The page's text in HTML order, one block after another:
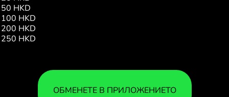
50 HKD
100 HKD
200 HKD
250 HKD
ОБМЕНЕТЕ В ПРИЛОЖЕНИЕТО